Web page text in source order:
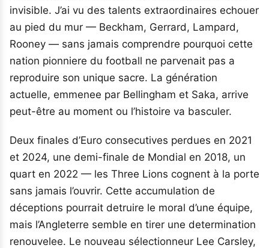
invisible. J’ai vu des talents extraordinaires echouer
au pied du mur — Beckham, Gerrard, Lampard,
Rooney — sans jamais comprendre pourquoi cette
nation pionniere du football ne parvenait pas a
reproduire son unique sacre. La génération
actuelle, emmenee par Bellingham et Saka, arrive
peut-être au moment ou l’histoire va basculer.
Deux finales d’Euro consecutives perdues en 2021
et 2024, une demi-finale de Mondial en 2018, un
quart en 2022 — les Three Lions cognent à la porte
sans jamais l’ouvrir. Cette accumulation de
déceptions pourrait detruire le moral d’une équipe,
mais l’Angleterre semble en tirer une determination
renouvelee. Le nouveau sélectionneur Lee Carsley,